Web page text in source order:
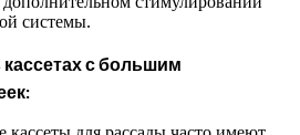
системы.
с большим